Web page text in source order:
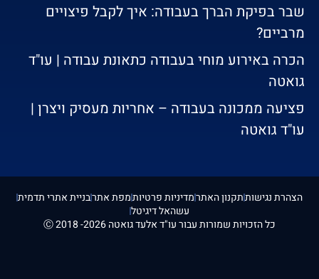
שבר בפיקת הברך בעבודה: איך לקבל פיצויים
מרביים?
הכרה באירוע מוחי בעבודה כתאונת עבודה | עו"ד
גואטה
פציעה ממכונה בעבודה – אחריות מעסיק ויצרן |
עו"ד גואטה
הצהרת נגישותתקנון האתרמדיניות פרטיותמפת אתרבניית אתרי תדמית
עשהאל דיגיטל
כל הזכויות שמורות עבור עו"ד אלעד גואטה 2026- 2018 Ⓒ